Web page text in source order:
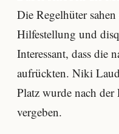
Die Regelhüter
Hilfestellung und
Interessant, dass die
aufrückten. Niki
Platz wurde nach
vergeben.